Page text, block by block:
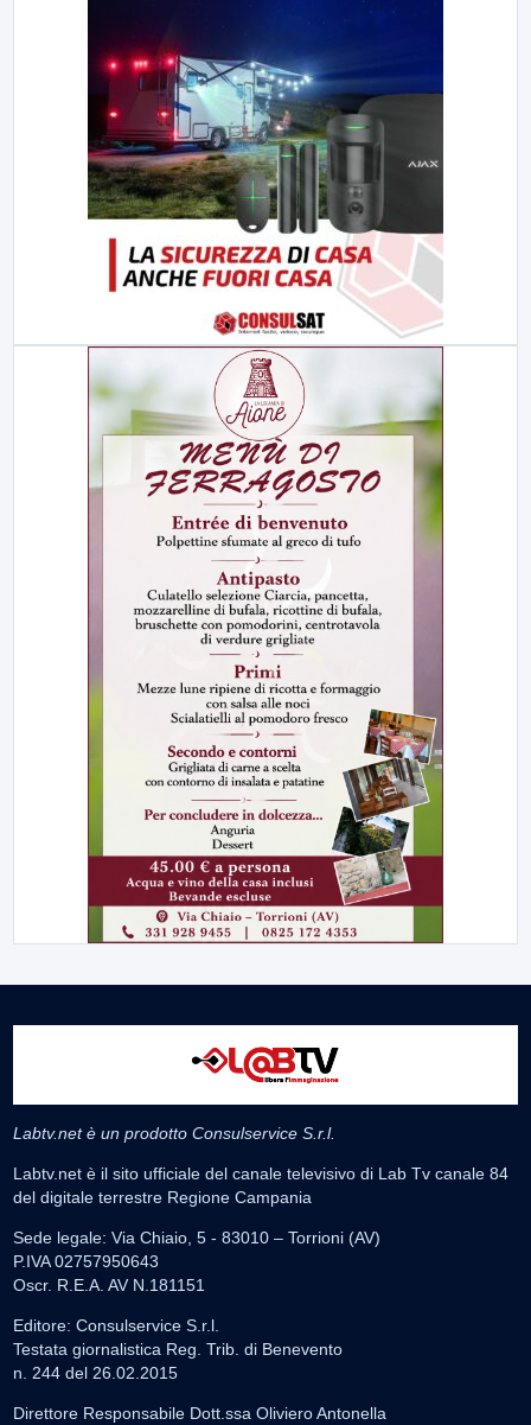
Labtv.net è un prodotto Consulservice S.r.l.
Labtv.net è il sito ufficiale del canale televisivo di Lab Tv canale 84
del digitale terrestre Regione Campania
Sede legale: Via Chiaio, 5 - 83010 – Torrioni (AV)
P.IVA 02757950643
Oscr. R.E.A. AV N.181151
Editore: Consulservice S.r.l.
Testata giornalistica Reg. Trib. di Benevento
n. 244 del 26.02.2015
Direttore Responsabile Dott.ssa Oliviero Antonella